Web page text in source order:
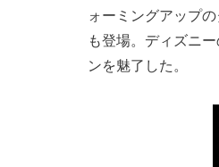
ォーミングアップ
も登場。ディズニ
ンを魅了した。